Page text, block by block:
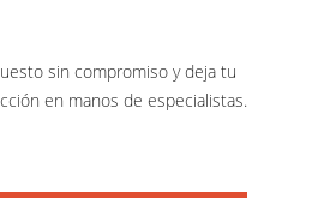
sin compromiso y deja tu
en manos de especialistas.